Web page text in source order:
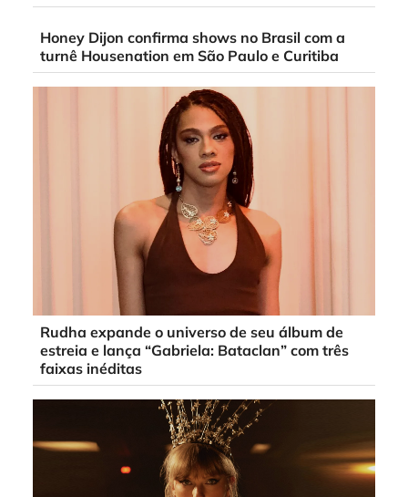
Honey Dijon confirma shows no Brasil com a
turnê Housenation em São Paulo e Curitiba
Rudha expande o universo de seu álbum de
estreia e lança “Gabriela: Bataclan” com três
faixas inéditas